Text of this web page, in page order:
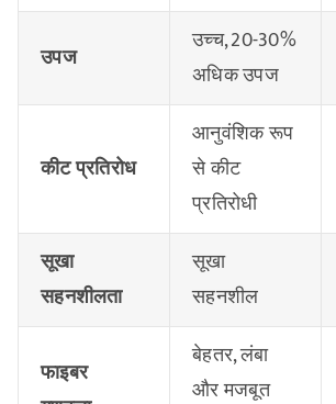
उपज
उच्च, 20-30%
अधिक उपज
कीट प्रतिरोध
आनुवंशिक रूप
से कीट
प्रतिरोधी
सूखा
सहनशीलता
सूखा
सहनशील
फाइबर
बेहतर, लंबा
और मजबूत